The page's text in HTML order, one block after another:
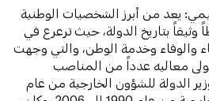
يعد من أبرز الشخصيات الوطنية
وثيقاً بتاريخ الدولة، حيث ترعرع في
والوفاء وخدمة الوطن، والتي وجهت
معاليه عدداً من المناصب
وزير الدولة للشؤون الخارجية من عام